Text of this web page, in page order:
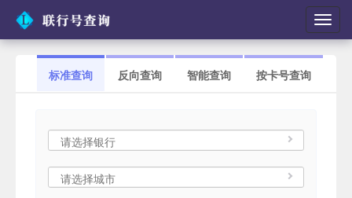
切
换
导
标准查询 反向查询 智能查询 按卡号查询